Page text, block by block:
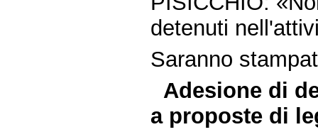
detenuti
Saranno
Adesione di
a proposte di